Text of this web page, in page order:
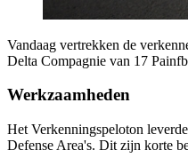
Vandaag vertrekken de
Delta Compagnie van 17
Werkzaamheden
Het Verkenningspeloton
Defense Area's. Dit zijn korte